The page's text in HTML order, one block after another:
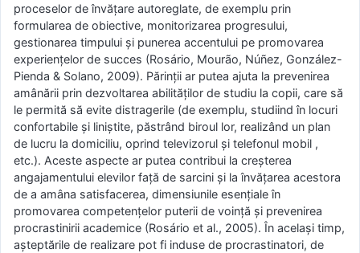
proceselor de învățare autoreglate, de exemplu prin
formularea de obiective, monitorizarea progresului,
gestionarea timpului și punerea accentului pe promovarea
experiențelor de succes (Rosário, Mourão, Núñez, González-
Pienda & Solano, 2009). Părinții ar putea ajuta la prevenirea
amânării prin dezvoltarea abilităților de studiu la copii, care să
le permită să evite distragerile (de exemplu, studiind în locuri
confortabile și liniștite, păstrând biroul lor, realizând un plan
de lucru la domiciliu, oprind televizorul și telefonul mobil ,
etc.). Aceste aspecte ar putea contribui la creșterea
angajamentului elevilor față de sarcini și la învățarea acestora
de a amâna satisfacerea, dimensiunile esențiale în
promovarea competențelor puterii de voință și prevenirea
procrastinirii academice (Rosário et al., 2005). În același timp,
așteptările de realizare pot fi induse de procrastinatori, de